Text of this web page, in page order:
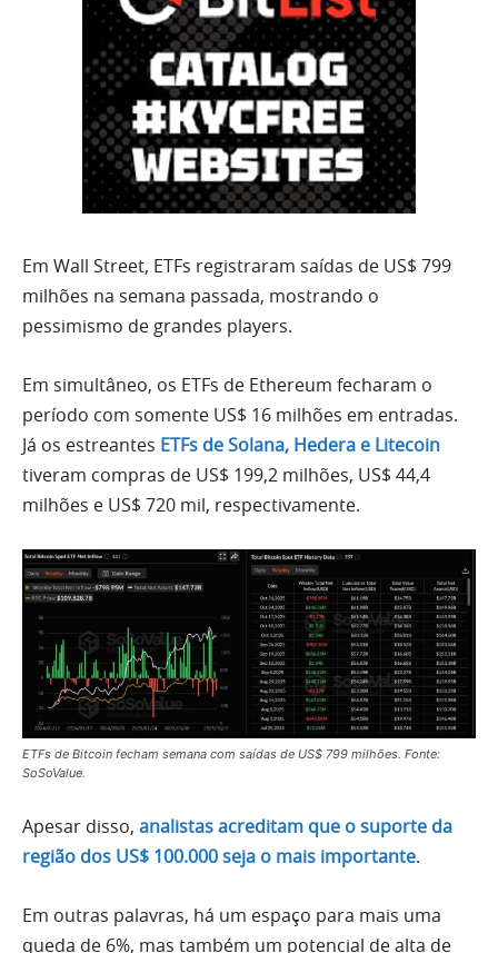
Em Wall Street, ETFs registraram saídas de US$ 799
milhões na semana passada, mostrando o
pessimismo de grandes players.
Em simultâneo, os ETFs de Ethereum fecharam o
período com somente US$ 16 milhões em entradas.
Já os estreantes ETFs de Solana, Hedera e Litecoin
tiveram compras de US$ 199,2 milhões, US$ 44,4
milhões e US$ 720 mil, respectivamente.
ETFs de Bitcoin fecham semana com saídas de US$ 799 milhões. Fonte:
SoSoValue.
Apesar disso, analistas acreditam que o suporte da
região dos US$ 100.000 seja o mais importante.
Em outras palavras, há um espaço para mais uma
queda de 6%, mas também um potencial de alta de